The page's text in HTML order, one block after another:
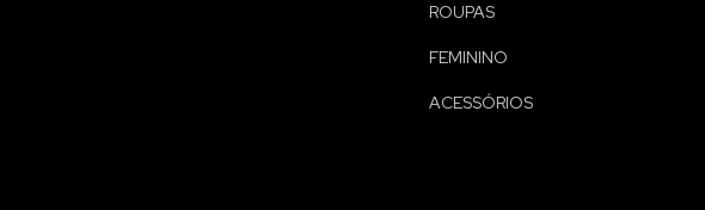
ROUPAS
FEMININO
ACESSÓRIOS